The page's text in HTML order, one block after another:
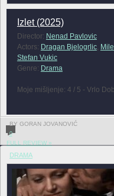
Izlet (2025)
Director: Nenad Pavlovic
Actors: Dragan Bjelogrlic,
Stefan Vukic
Genre: Drama
Moje mišljenje: 4 / 5 - Vrlo
BY GORAN JOVANOVIĆ
0
FULL REVIEW »
DRAMA